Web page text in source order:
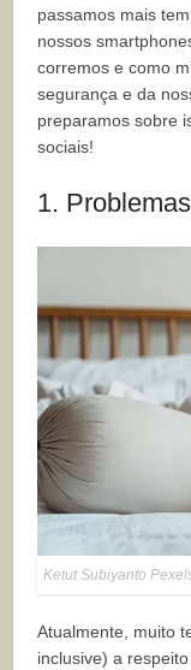
passamos mais
nossos
corremos e como
segurança e da
preparamos sobre
sociais!
1.
Ketut Subiyanto
Atualmente, muito
inclusive) a